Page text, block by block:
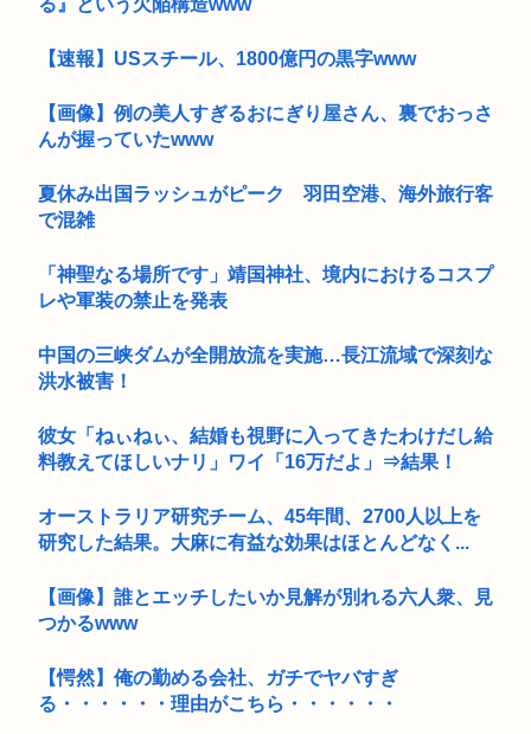
【速報】USスチール、1800億円の黒字www
【画像】例の美人すぎるおにぎり屋さん、裏でおっさ
んが握っていたwww
夏休み出国ラッシュがピーク 羽田空港、海外旅行客
で混雑
「神聖なる場所です」靖国神社、境内におけるコスプ
レや軍装の禁止を発表
中国の三峡ダムが全開放流を実施…長江流域で深刻な
洪水被害！
彼女「ねぃねぃ、結婚も視野に入ってきたわけだし給
料教えてほしいナリ」ワイ「16万だよ」⇒結果！
オーストラリア研究チーム、45年間、2700人以上を
研究した結果。大麻に有益な効果はほとんどなく...
【画像】誰とエッチしたいか見解が別れる六人衆、見
つかるwww
【愕然】俺の勤める会社、ガチでヤバすぎ
る・・・・・・理由がこちら・・・・・・